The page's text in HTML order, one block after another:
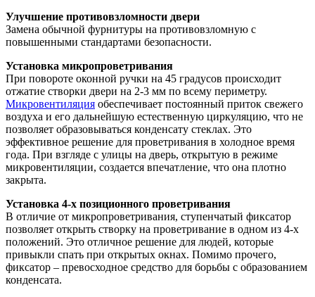
Улучшение противовзломности двери
Замена обычной фурнитуры на противовзломную с
повышенными стандартами безопасности.
Установка микропроветривания
При повороте оконной ручки на 45 градусов происходит
отжатие створки двери на 2-3 мм по всему периметру.
Микровентиляция обеспечивает постоянный приток свежего
воздуха и его дальнейшую естественную циркуляцию, что не
позволяет образовываться конденсату стеклах. Это
эффективное решение для проветривания в холодное время
года. При взгляде с улицы на дверь, открытую в режиме
микровентиляции, создается впечатление, что она плотно
закрыта.
Установка 4-х позиционного проветривания
В отличие от микропроветривания, ступенчатый фиксатор
позволяет открыть створку на проветривание в одном из 4-х
положений. Это отличное решение для людей, которые
привыкли спать при открытых окнах. Помимо прочего,
фиксатор – превосходное средство для борьбы с образованием
конденсата.